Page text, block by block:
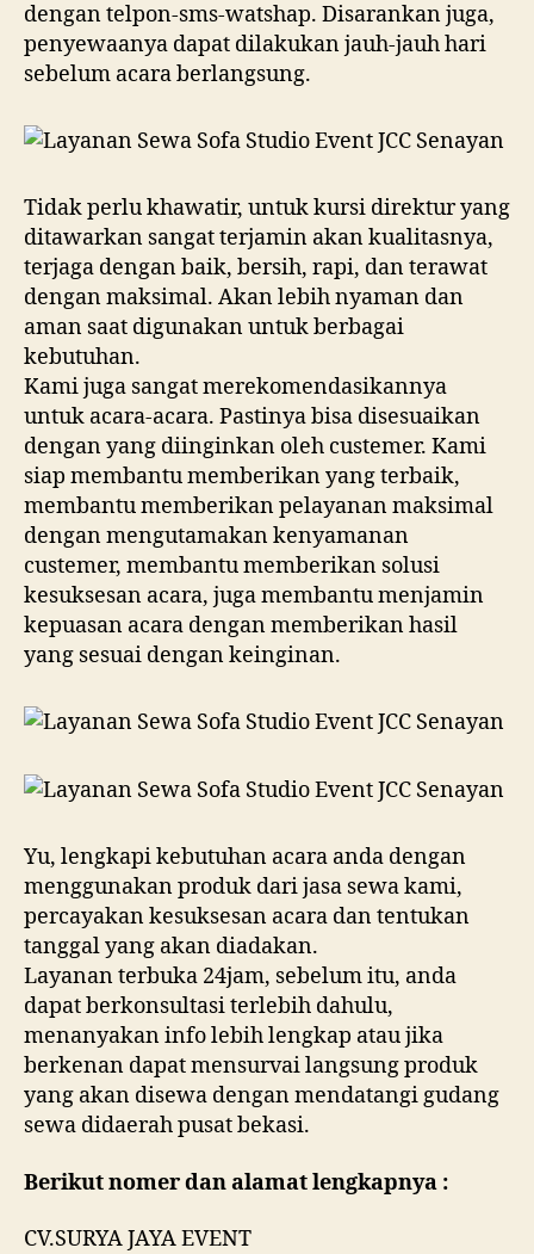
dengan telpon-sms-watshap. Disarankan juga,
penyewaanya dapat dilakukan jauh-jauh hari
sebelum acara berlangsung.
Tidak perlu khawatir, untuk kursi direktur yang
ditawarkan sangat terjamin akan kualitasnya,
terjaga dengan baik, bersih, rapi, dan terawat
dengan maksimal. Akan lebih nyaman dan
aman saat digunakan untuk berbagai
kebutuhan.
Kami juga sangat merekomendasikannya
untuk acara-acara. Pastinya bisa disesuaikan
dengan yang diinginkan oleh custemer. Kami
siap membantu memberikan yang terbaik,
membantu memberikan pelayanan maksimal
dengan mengutamakan kenyamanan
custemer, membantu memberikan solusi
kesuksesan acara, juga membantu menjamin
kepuasan acara dengan memberikan hasil
yang sesuai dengan keinginan.
Yu, lengkapi kebutuhan acara anda dengan
menggunakan produk dari jasa sewa kami,
percayakan kesuksesan acara dan tentukan
tanggal yang akan diadakan.
Layanan terbuka 24jam, sebelum itu, anda
dapat berkonsultasi terlebih dahulu,
menanyakan info lebih lengkap atau jika
berkenan dapat mensurvai langsung produk
yang akan disewa dengan mendatangi gudang
sewa didaerah pusat bekasi.
Berikut nomer dan alamat lengkapnya :
CV.SURYA JAYA EVENT